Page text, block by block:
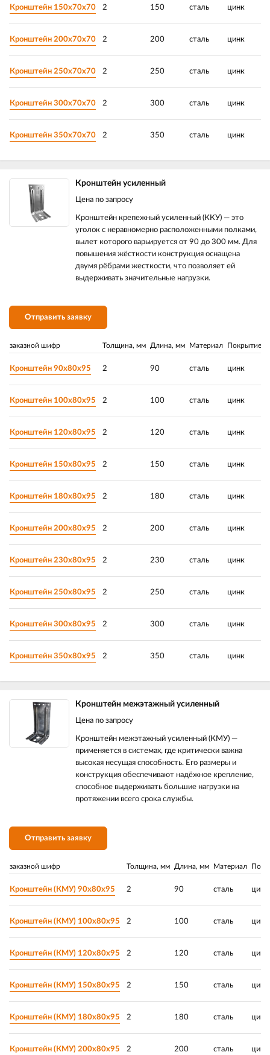
Кронштейн 150х70х70 2 150 сталь цинк
Кронштейн 200х70х70 2 200 сталь цинк
Кронштейн 250х70х70 2 250 сталь цинк
Кронштейн 300х70х70 2 300 сталь цинк
Кронштейн 350х70х70 2 350 сталь цинк
Кронштейн усиленный
Цена по запросу
Кронштейн крепежный усиленный (ККУ) — это
уголок с неравномерно расположенными полками,
вылет которого варьируется от 90 до 300 мм. Для
повышения жёсткости конструкция оснащена
двумя рёбрами жесткости, что позволяет ей
выдерживать значительные нагрузки.
Отправить заявку
заказной шифр Толщина, мм Длина, мм Материал Покрытие
Кронштейн 90х80х95 2 90 сталь цинк
Кронштейн 100х80х95 2 100 сталь цинк
Кронштейн 120х80х95 2 120 сталь цинк
Кронштейн 150х80х95 2 150 сталь цинк
Кронштейн 180х80х95 2 180 сталь цинк
Кронштейн 200х80х95 2 200 сталь цинк
Кронштейн 230х80х95 2 230 сталь цинк
Кронштейн 250х80х95 2 250 сталь цинк
Кронштейн 300х80х95 2 300 сталь цинк
Кронштейн 350х80х95 2 350 сталь цинк
Кронштейн межэтажный усиленный
Цена по запросу
Кронштейн межэтажный усиленный (КМУ) —
применяется в системах, где критически важна
высокая несущая способность. Его размеры и
конструкция обеспечивают надёжное крепление,
способное выдерживать большие нагрузки на
протяжении всего срока службы.
Отправить заявку
заказной шифр Толщина, мм Длина, мм Материал
Кронштейн (КМУ) 90х80х95 2 90 сталь цинк
Кронштейн (КМУ) 100х80х95 2 100 сталь цинк
Кронштейн (КМУ) 120х80х95 2 120 сталь цинк
Кронштейн (КМУ) 150х80х95 2 150 сталь цинк
Кронштейн (КМУ) 180х80х95 2 180 сталь цинк
Кронштейн (КМУ) 200х80х95 2 200 сталь цинк